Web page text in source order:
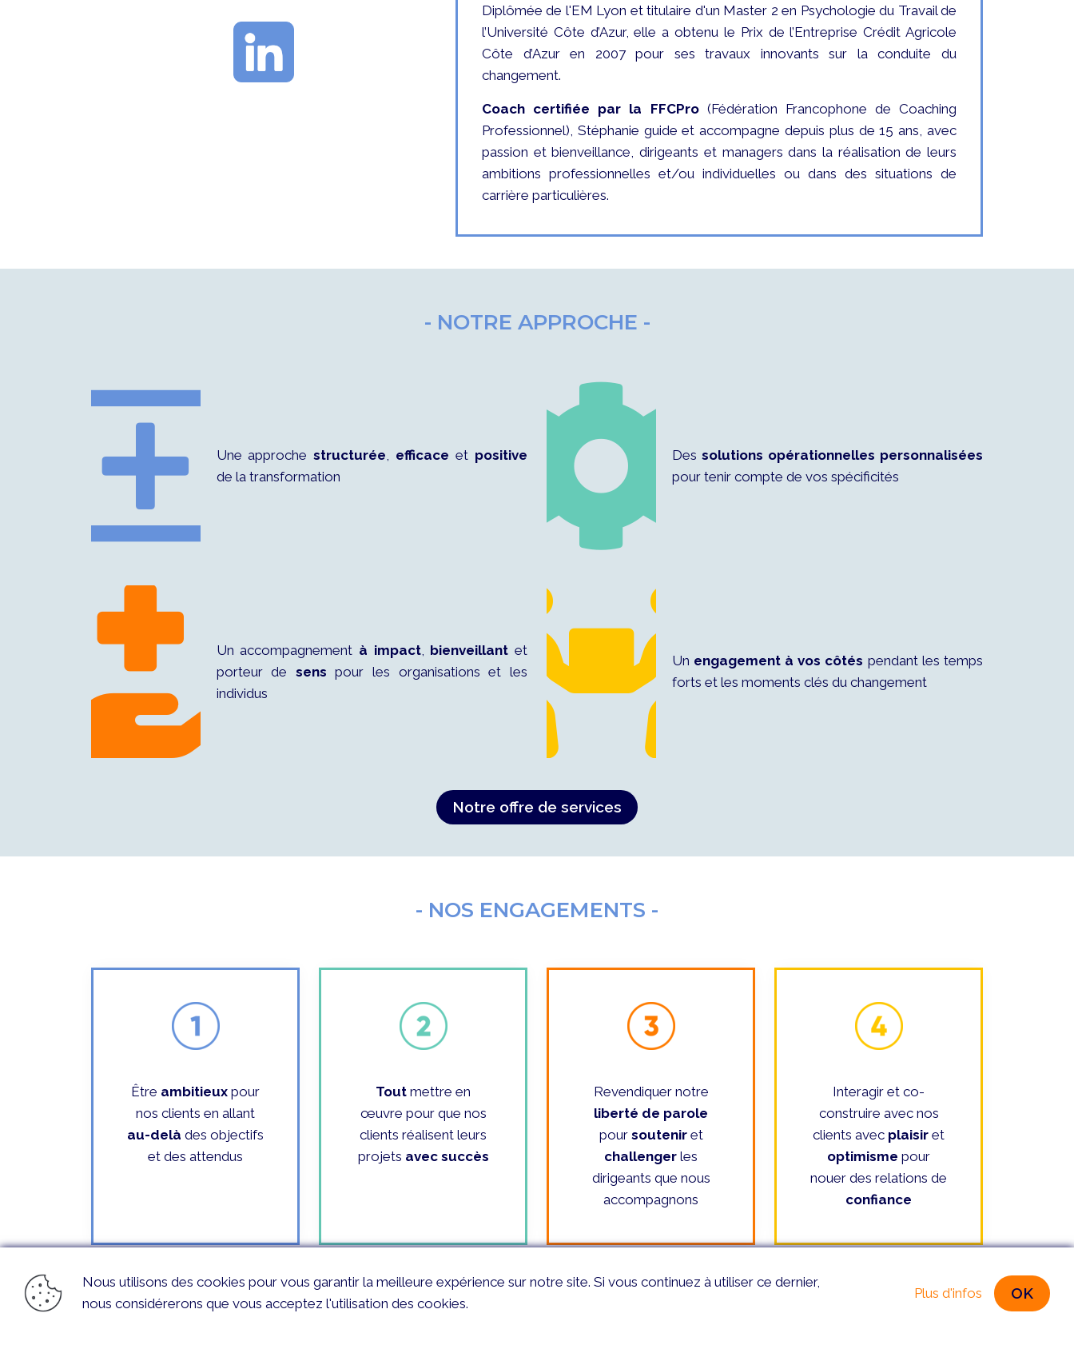
Diplômée de l'EM Lyon et titulaire d'un Master 2 en Psychologie du Travail de
l’Université Côte d’Azur, elle a obtenu le Prix de l’Entreprise Crédit Agricole
Côte d’Azur en 2007 pour ses travaux innovants sur la conduite du
changement.
Coach certifiée par la FFCPro(Fédération Francophone de Coaching
Professionnel), Stéphanie guide et accompagne depuis plus de 15 ans, avec
passion et bienveillance, dirigeants et managers dans la réalisation de leurs
ambitions professionnelles et/ou individuelles ou dans des situations de
carrière particulières.
- NOTRE APPROCHE -
Une approchestructurée, efficace et positive
de la transformation
Des solutions opérationnelles personnalisées
pour tenir compte de vos spécificités
Un accompagnement à impact, bienveillant et
porteur de sens pour les organisations et les
individus
Un engagement à vos côtés pendant les temps
forts et les moments clés du changement
Notre offre de services
- NOS ENGAGEMENTS -
Être ambitieux pour
nos clients en allant
au-delà des objectifs
et des attendus
Tout mettre en
œuvre pour que nos
clients réalisent leurs
projets avec succès
Revendiquer notre
liberté de parole
pour souteniret
challenger les
dirigeants que nous
accompagnons
Interagir et co-
construire avec nos
clients avec plaisir et
optimisme pour
nouer des relations de
confiance
Nous utilisons des cookies pour vous garantir la meilleure expérience sur notre site. Si vous continuez à utiliser ce dernier,
nous considérerons que vous acceptez l'utilisation des cookies.
Plus d'infos OK